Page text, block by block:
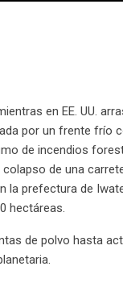
en EE. UU.
por un frente frío
de incendios
de una
la prefectura de
hectáreas.
de polvo hasta